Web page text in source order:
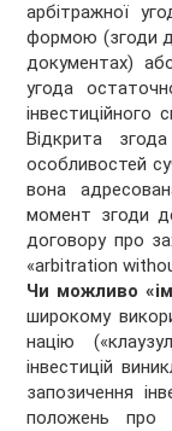
арбітражної
формою (згоди
документах)
угода
інвестиційного
Відкрита
особливостей
вона
момент згоди
договору про
«arbitration
Чи можливо
широкому
націю
інвестицій
запозичення
положень про